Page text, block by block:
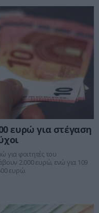
ευρώ για στέγαση
για φοιτητές του
2.000 ευρώ, ενώ για 109
ευρώ.